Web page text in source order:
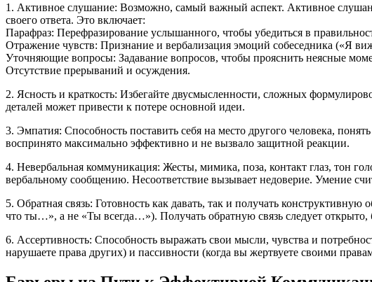
1. Активное слушание: Возможно, самый важный аспект. Активное
своего ответа. Это включает:
Парафраз: Перефразирование услышанного, чтобы убедиться в
Отражение чувств: Признание и вербализация эмоций собеседника («Я
Уточняющие вопросы: Задавание вопросов, чтобы прояснить неясные
Отсутствие прерываний и осуждения.
2. Ясность и краткость: Избегайте двусмысленности, сложных
деталей может привести к потере основной идеи.
3. Эмпатия: Способность поставить себя на место другого человека,
воспринято максимально эффективно и не вызвало защитной реакции.
4. Невербальная коммуникация: Жесты, мимика, поза, контакт глаз, тон
вербальному сообщению. Несоответствие вызывает недоверие. Умение
5. Обратная связь: Готовность как давать, так и получать
что ты…», а не «Ты всегда…»). Получать обратную связь следует открыто,
6. Ассертивность: Способность выражать свои мысли, чувства и
нарушаете права других) и пассивности (когда вы жертвуете своими